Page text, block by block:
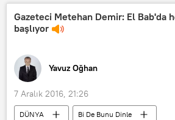
Zekeriya Abdulmecid
Ceyşul Suwar
El Nusra
Gazeteci Metehan Demir: El Bab'da
başlıyor
Yavuz Oğhan
7 Aralık 2016, 21:26
DÜNYA
Bi De Bunu Dinle